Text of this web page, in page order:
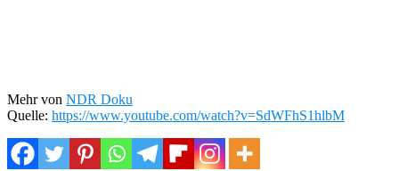
Mehr von NDR Doku
Quelle: https://www.youtube.com/watch?v=SdWFhS1hlbM